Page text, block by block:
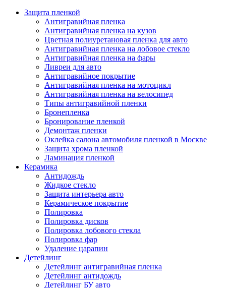
Защита пленкой
Антигравийная пленка
Антигравийная пленка на кузов
Цветная полиуретановая пленка для авто
Антигравийная пленка на лобовое стекло
Антигравийная пленка на фары
Ливреи для авто
Антигравийное покрытие
Антигравийная пленка на мотоцикл
Антигравийная пленка на велосипед
Типы антигравийной пленки
Бронепленка
Бронирование пленкой
Демонтаж пленки
Оклейка салона автомобиля пленкой в Москве
Защита хрома пленкой
Ламинация пленкой
Керамика
Антидождь
Жидкое стекло
Защита интерьера авто
Керамическое покрытие
Полировка
Полировка дисков
Полировка лобового стекла
Полировка фар
Удаление царапин
Детейлинг
Детейлинг антигравийная пленка
Детейлинг антидождь
Детейлинг БУ авто